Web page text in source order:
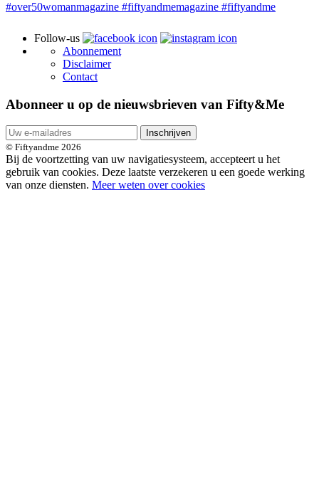
Follow-us
Abonnement
Disclaimer
Contact
Abonneer u op de nieuwsbrieven van Fifty&Me
Inschrijven
© Fiftyandme 2026
Bij de voortzetting van uw navigatiesysteem, accepteert u het
gebruik van cookies. Deze laatste verzekeren u een goede werking
van onze diensten. Meer weten over cookies